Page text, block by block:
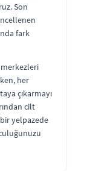
Son
fark
her
çıkarmayı
cilt
yelpazede